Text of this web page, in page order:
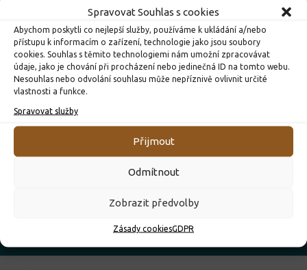
Spravovat Souhlas s cookies
Abychom poskytli co nejlepší služby, používáme k ukládání a/nebo
přístupu k informacím o zařízení, technologie jako jsou soubory
cookies. Souhlas s těmito technologiemi nám umožní zpracovávat
údaje, jako je chování při procházení nebo jedinečná ID na tomto webu.
Nesouhlas nebo odvolání souhlasu může nepříznivě ovlivnit určité
vlastnosti a funkce.
Spravovat služby
Přijmout
Odmítnout
Zobrazit předvolby
Zásady cookiesGDPR
Facebook
TwitterWhatsApp
Messenger
EmailTelegram
ViberPrintShare
ZÁKLADNÍ INFORMACE